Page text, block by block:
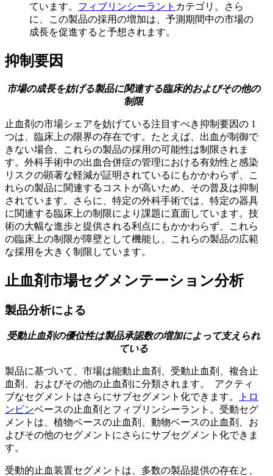
ています。 フィブリンシーラント カテゴリ。さら
に、この製品の採用の増加は、予測期間中の市場の
成長を促進すると予想されます。
抑制要因
市場の成長を妨げる製品に関連する臨床的およびその他の
制限
止血剤の市場シェアを妨げている注目すべき抑制要因の 1
つは、臨床上の限界の存在です。たとえば、出血が制御で
きない場合、これらの製品の採用の可能性は制限されま
す。外科手術中の出血合併症の管理における有効性と感染
リスクの顕著な軽減が証明されているにもかかわらず、こ
れらの製品に関連するコストが高いため、その普及は抑制
されています。さらに、特定の外科手術では、特定の器具
に関連する臨床上の制限により課題に直面しています。技
術の大幅な進歩と提供される利点にもかかわらず、これら
の臨床上の制限が障壁として機能し、これらの製品の広範
な採用を大きく制限しています。
止血剤市場セグメンテーション分析
製品分析による
受動止血剤の優位性は製品承認数の増加によって支えられ
ている
製品に基づいて、市場は能動止血剤、受動止血剤、複合止
血剤、およびその他の止血剤に分類されます。 アクティ
ブなセグメントはさらにサブセグメント化できます。
トロ
ンビンベースの止血剤とフィブリンシーラント。受動セグ
メントは、植物ベースの止血剤、動物ベースの止血剤、お
よびその他のセグメントにさらにサブセグメント化できま
す。
受動的止血装置セグメントは、多数の製品提供の存在と、